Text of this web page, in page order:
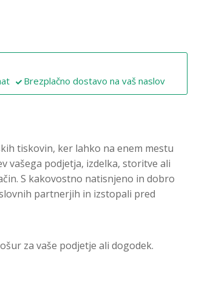
Brezplačno dostavo na vaš naslov
tiskovin, ker lahko na enem mestu
vašega podjetja, izdelka, storitve ali
S kakovostno natisnjeno in dobro
partnerjih in izstopali pred
za vaše podjetje ali dogodek.